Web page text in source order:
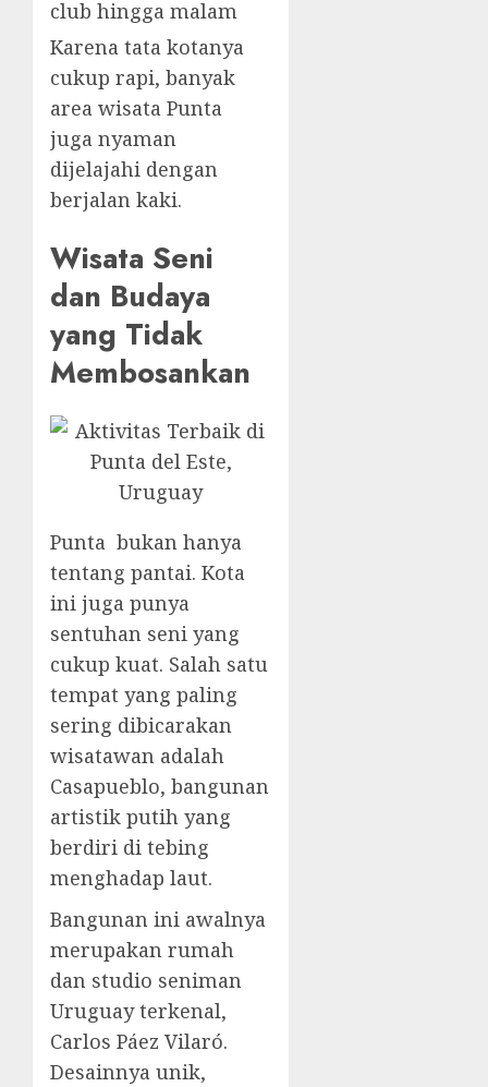
club hingga malam
Karena tata kotanya
cukup rapi, banyak
area wisata Punta
juga nyaman
dijelajahi dengan
berjalan kaki.
Wisata Seni
dan Budaya
yang Tidak
Membosankan
Punta bukan hanya
tentang pantai. Kota
ini juga punya
sentuhan seni yang
cukup kuat. Salah satu
tempat yang paling
sering dibicarakan
wisatawan adalah
Casapueblo, bangunan
artistik putih yang
berdiri di tebing
menghadap laut.
Bangunan ini awalnya
merupakan rumah
dan studio seniman
Uruguay terkenal,
Carlos Páez Vilaró.
Desainnya unik,